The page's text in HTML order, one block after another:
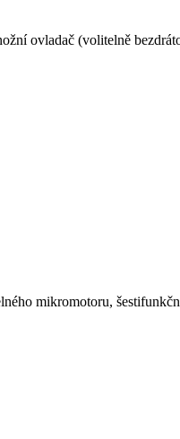
ovladač (volitelně
mikromotoru,